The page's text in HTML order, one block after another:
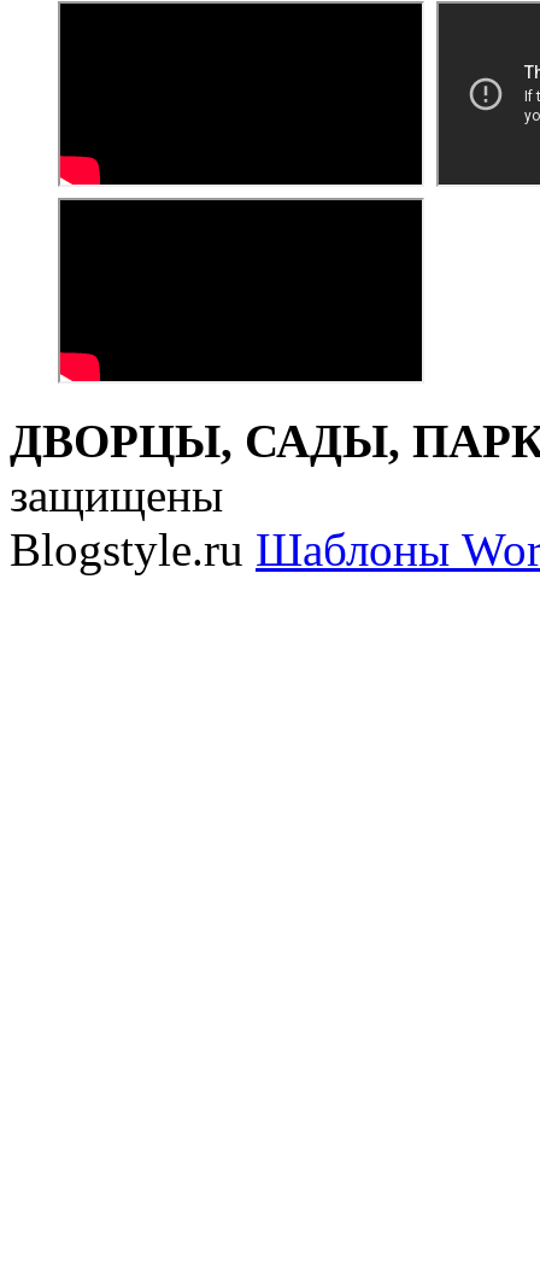
ДВОРЦЫ, САДЫ,
защищены
Blogstyle.ru Шаблоны